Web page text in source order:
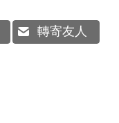
轉寄友人